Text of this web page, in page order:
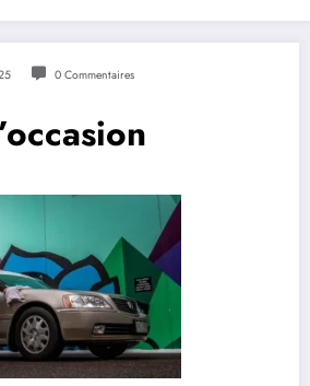
0 Commentaires